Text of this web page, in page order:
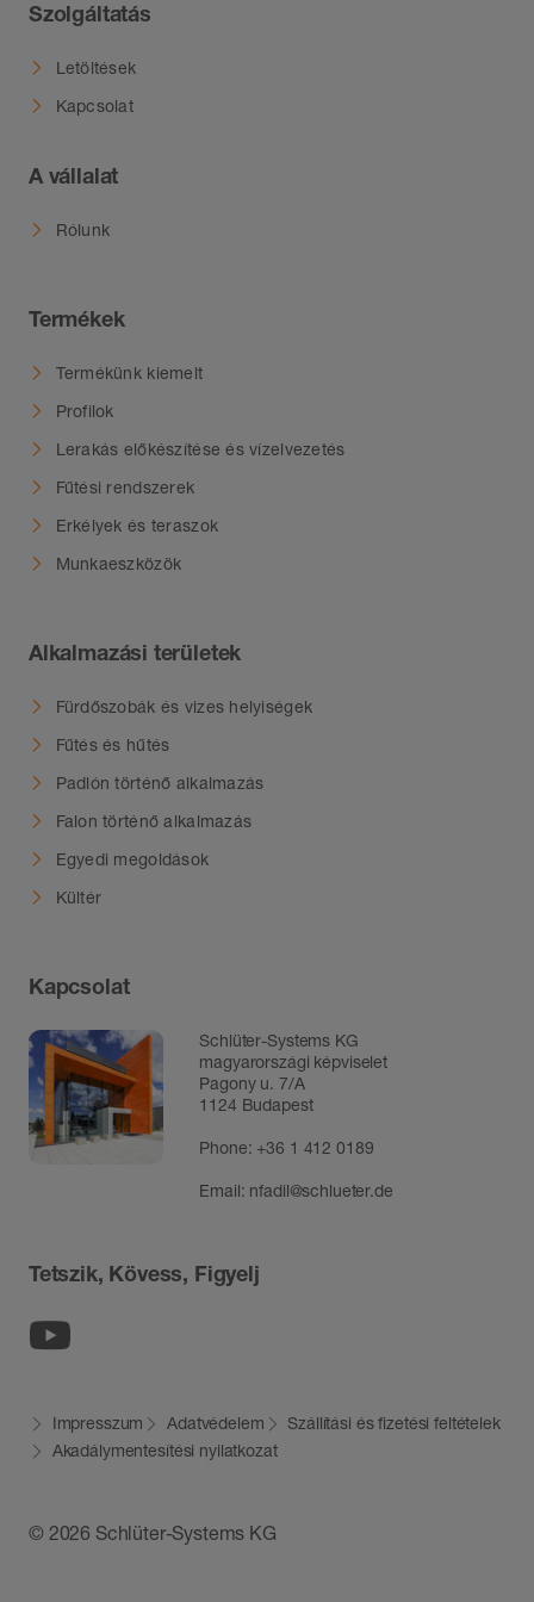
Szolgáltatás
Letöltések
Kapcsolat
A vállalat
Rólunk
Termékek
Termékünk kiemelt
Profilok
Lerakás előkészítése és vízelvezetés
Fűtési rendszerek
Erkélyek és teraszok
Munkaeszközök
Alkalmazási területek
Fürdőszobák és vizes helyiségek
Fűtés és hűtés
Padlón történő alkalmazás
Falon történő alkalmazás
Egyedi megoldások
Kültér
Kapcsolat
Schlüter-Systems KG
magyarországi képviselet
Pagony u. 7/A
1124 Budapest
Phone:+36 1 412 0189
Email: nfadil@schlueter.de
Tetszik, Kövess, Figyelj
© 2026 Schlüter-Systems KG
Impresszum Adatvédelem
Szállítási és fizetési feltételek
Akadálymentesítési nyilatkozat